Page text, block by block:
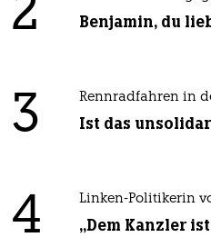
2 Benjamin, du
3 Rennradfahren in
Ist das
4 Linken-Politikerin
„Dem Kanzler